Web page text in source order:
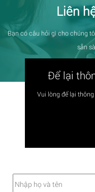
Liên
Bạn có câu hỏi gì cho chúng
sẵn
Để lại
Vui lòng để lại